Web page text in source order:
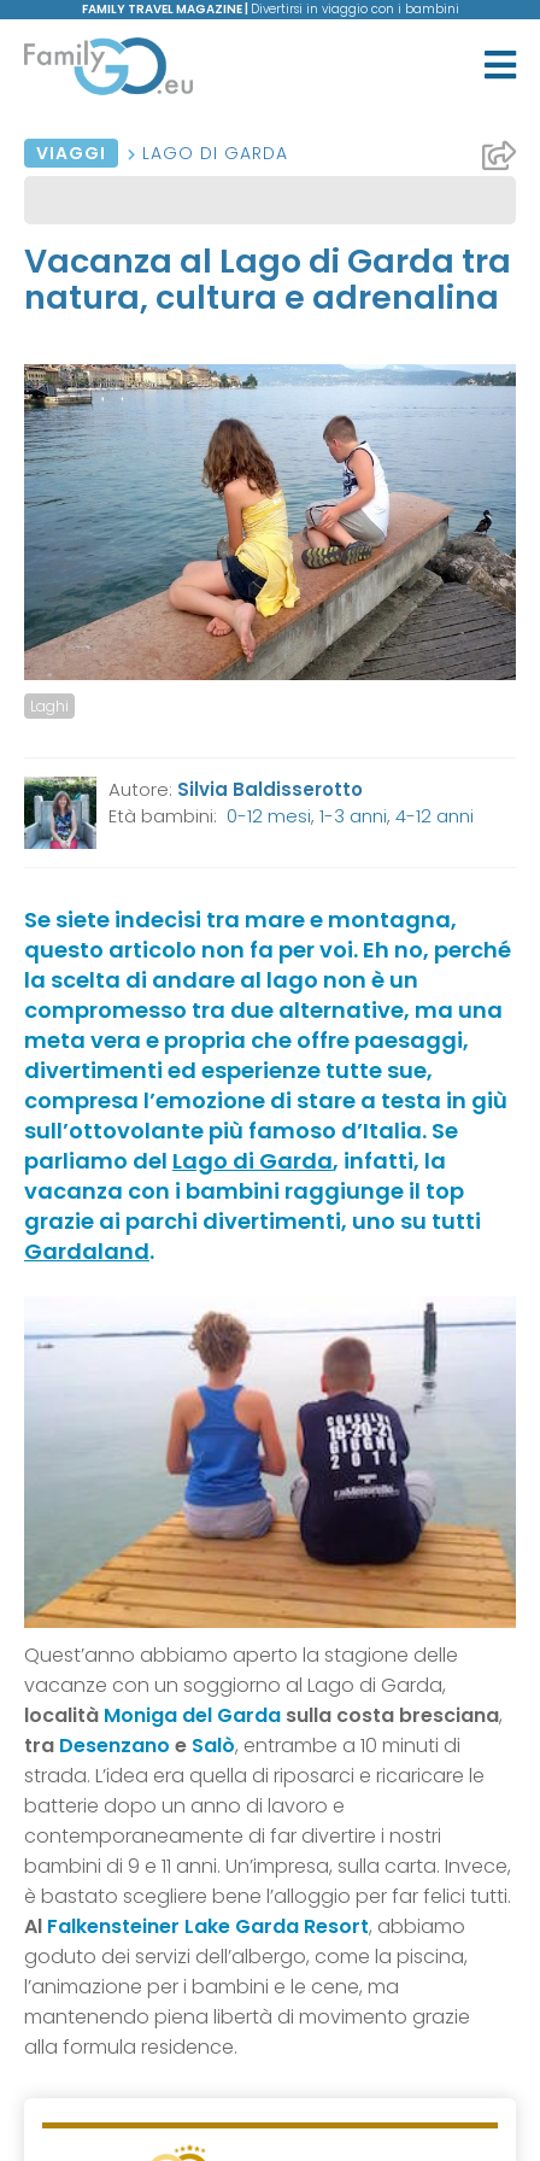
FAMILY TRAVEL MAGAZINE | Divertirsi in viaggio con i bambini
VIAGGI LAGO DI GARDA
Vacanza al Lago di Garda tra
natura, cultura e adrenalina
Laghi
Autore: Silvia Baldisserotto
Età bambini: 0-12 mesi, 1-3 anni, 4-12 anni
Se siete indecisi tra mare e montagna,
questo articolo non fa per voi. Eh no, perché
la scelta di andare al lago non è un
compromesso tra due alternative, ma una
meta vera e propria che offre paesaggi,
divertimenti ed esperienze tutte sue,
compresa l’emozione di stare a testa in giù
sull’ottovolante più famoso d’Italia. Se
parliamo del Lago di Garda, infatti, la
vacanza con i bambini raggiunge il top
grazie ai parchi divertimenti, uno su tutti
Gardaland.
Quest’anno abbiamo aperto la stagione delle
vacanze con un soggiorno al Lago di Garda,
località Moniga del Garda sulla costa bresciana,
tra Desenzano e Salò, entrambe a 10 minuti di
strada. L’idea era quella di riposarci e ricaricare le
batterie dopo un anno di lavoro e
contemporaneamente di far divertire i nostri
bambini di 9 e 11 anni. Un’impresa, sulla carta. Invece,
è bastato scegliere bene l’alloggio per far felici tutti.
Al Falkensteiner Lake Garda Resort, abbiamo
goduto dei servizi dell’albergo, come la piscina,
l’animazione per i bambini e le cene, ma
mantenendo piena libertà di movimento grazie
alla formula residence.